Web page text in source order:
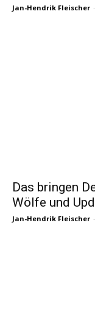
Jan-Hendrik Fleischer -
Das bringen
Wölfe und
Jan-Hendrik Fleischer -